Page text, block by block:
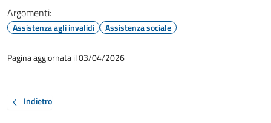
Argomenti:
Assistenza agli invalidi Assistenza sociale
Pagina aggiornata il 03/04/2026
Indietro